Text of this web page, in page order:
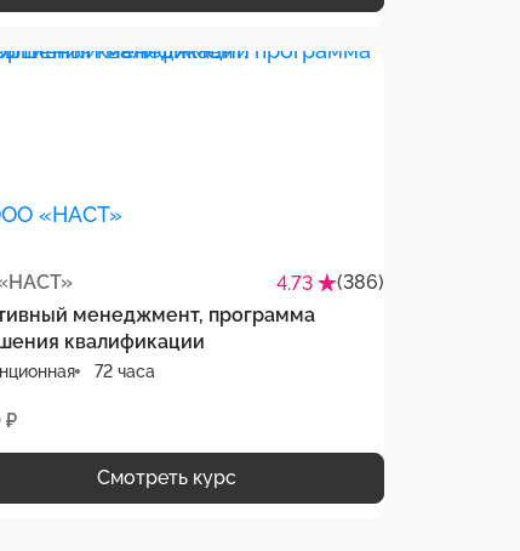
4.73
(386)
менеджмент, программа
квалификации
72 часа
₽
Смотреть курс